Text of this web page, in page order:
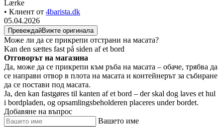
почистваща машина 4Barista (6l), моля, добавете го към
дискусионния форум по-долу. Ще се радваме да ви отговорим.
289,00 €
(прибл 565,23 lev)
Без данък 240,83 €
Покажете продукта
Купи
В наличност
доставка на 13.8.(опции за доставка)
FAQ (Електрическа Portafilter
почистваща машина 4Barista (6l))